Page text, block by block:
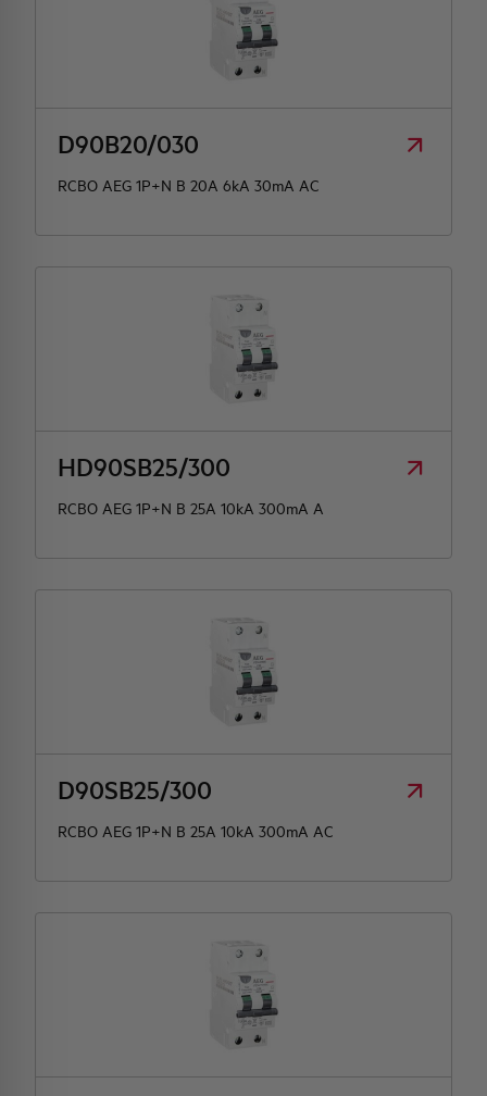
D90B20/030
RCBO AEG 1P+N B 20A 6kA 30mA AC
HD90SB25/300
RCBO AEG 1P+N B 25A 10kA 300mA A
D90SB25/300
RCBO AEG 1P+N B 25A 10kA 300mA AC